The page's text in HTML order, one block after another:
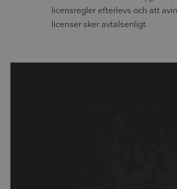
licensregler efterlevs och att
licenser sker avtalsenligt.